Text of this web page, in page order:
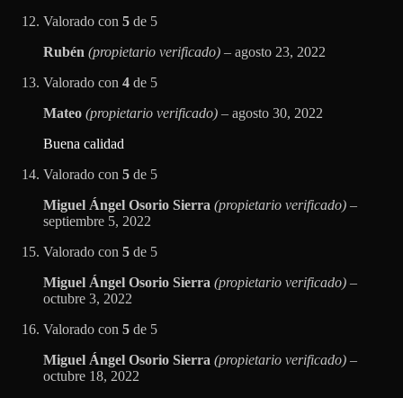
Valorado con 5 de 5
Rubén (propietario verificado) – agosto 23, 2022
Valorado con 4 de 5
Mateo (propietario verificado) – agosto 30, 2022
Buena calidad
Valorado con 5 de 5
Miguel Ángel Osorio Sierra (propietario verificado) –
septiembre 5, 2022
Valorado con 5 de 5
Miguel Ángel Osorio Sierra (propietario verificado) –
octubre 3, 2022
Valorado con 5 de 5
Miguel Ángel Osorio Sierra (propietario verificado) –
octubre 18, 2022